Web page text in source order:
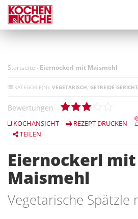
Direkt
zum
Inhalt
Startseite -Eiernockerl mit Maismehl
KATEGORIE(N): VEGETARISCH GETREIDE
Bewertungen
KOCHANSICHT REZEPT DRUCKEN
TEILEN
Eiernockerl mit
Maismehl
Vegetarische Spätzle